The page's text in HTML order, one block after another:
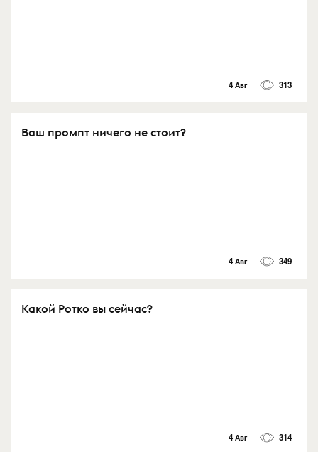
4 Авг 313
Ваш промпт ничего не стоит?
4 Авг 349
Какой Ротко вы сейчас?
4 Авг 314